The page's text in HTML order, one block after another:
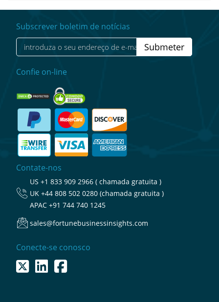
Subscrever boletim de notícias
Submeter
Confie on-line
Contate-nos
US +1 833 909 2966 ( chamada gratuita )
UK +44 808 502 0280 (chamada gratuita )
APAC +91 744 740 1245
sales@fortunebusinessinsights.com
Conecte-se conosco